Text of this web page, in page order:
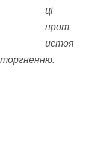
ці
прот
истоя